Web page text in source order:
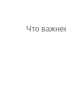
Что